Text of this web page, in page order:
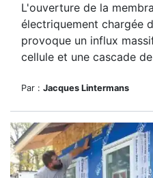
L'ouverture de la
électriquement chargée
provoque un influx
cellule et une cascade
Par : Jacques Lintermans